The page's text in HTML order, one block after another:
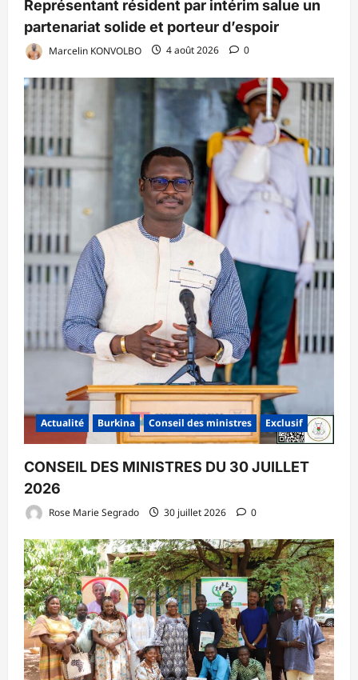
Représentant résident par intérim salue un
partenariat solide et porteur d’espoir
Marcelin KONVOLBO 4 août 2026 0
Actualité Burkina Conseil des ministres Exclusif
CONSEIL DES MINISTRES DU 30 JUILLET
2026
Rose Marie Segrado 30 juillet 2026 0